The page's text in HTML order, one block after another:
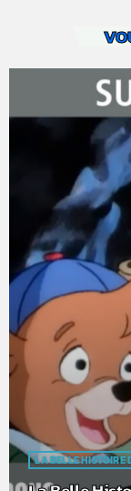
LA BELLE HISTOIRE